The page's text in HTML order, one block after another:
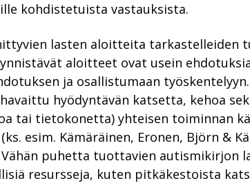
kohdistetuista vastauksista.
lasten aloitteita tarkastelleiden
aloitteet ovat usein
ja osallistumaan
hyödyntävän katsetta, kehoa
tai tietokonetta) yhteisen toiminnan
esim. Kämäräinen, Eronen, Björn &
Vähän puhetta tuottavien autismikirjon
resursseja, kuten pitkäkestoista